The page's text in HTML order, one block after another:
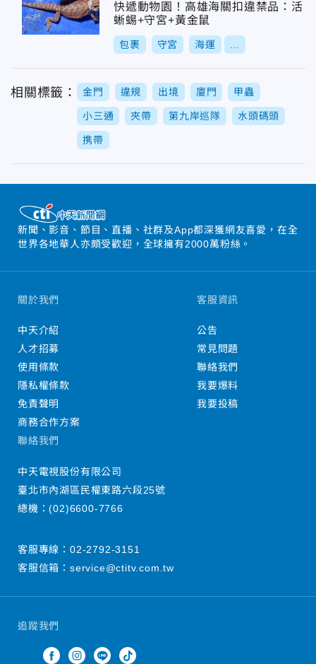
快遞動物園！高雄海關扣違禁品：活
蜥蜴+守宮+黃金鼠
包裹 守宮 海運
相關標籤： 金門 違規 出境 廈門 甲蟲
小三通 夾帶 第九岸巡隊 水頭碼頭
携帶
新聞、影音、節目、直播、社群及App都深獲網友喜愛，在全
世界各地華人亦頗受歡迎，全球擁有2000萬粉絲。
追蹤我們
關於我們
中天介紹
人才招募
使用條款
隱私權條款
免責聲明
商務合作方案
客服資訊
公告
常見問題
聯絡我們
我要爆料
我要投稿
聯絡我們
中天電視股份有限公司
臺北市內湖區民權東路六段25號
總機：(02)6600-7766
客服專線： 02-2792-3151
客服信箱： service@ctitv.com.tw